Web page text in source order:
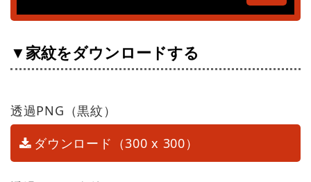
▼家紋をダウンロードする
透過PNG（黒紋）
ダウンロード（300 x 300）